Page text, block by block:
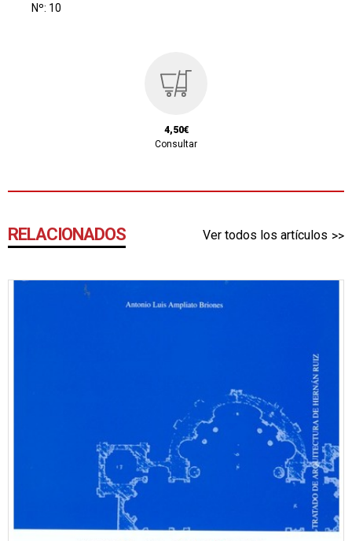
Nº: 10
4,50€
Consultar
RELACIONADOS Ver todos los artículos